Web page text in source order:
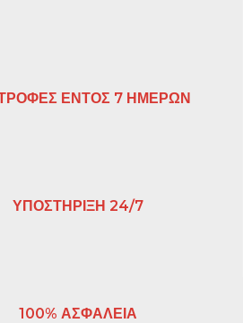
ΕΝΤΟΣ 7 ΗΜΕΡΩΝ
ΥΠΟΣΤΗΡΙΞΗ 24/7
100% ΑΣΦΑΛΕΙΑ